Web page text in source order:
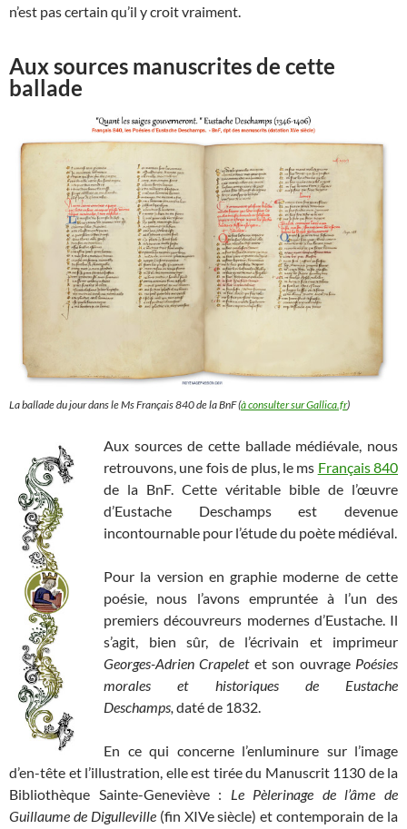
n’est pas certain qu’il y croit vraiment.
Aux sources manuscrites de cette
ballade
La ballade du jour dans le Ms Français 840 de la BnF (à consulter sur Gallica.fr)
Aux sources de cette ballade médiévale, nous
retrouvons, une fois de plus, le ms Français 840
de la BnF. Cette véritable bible de l’œuvre
d’Eustache Deschamps est devenue
incontournable pour l’étude du poète médiéval.
Pour la version en graphie moderne de cette
poésie, nous l’avons empruntée à l’un des
premiers découvreurs modernes d’Eustache. Il
s’agit, bien sûr, de l’écrivain et imprimeur
Georges-Adrien Crapelet et son ouvrage Poésies
morales et historiques de Eustache
Deschamps, daté de 1832.
En ce qui concerne l’enluminure sur l’image
d’en-tête et l’illustration, elle est tirée du Manuscrit 1130 de la
Bibliothèque Sainte-Geneviève : Le Pèlerinage de l’âme de
Guillaume de Digulleville(fin XIVe siècle) et contemporain de la